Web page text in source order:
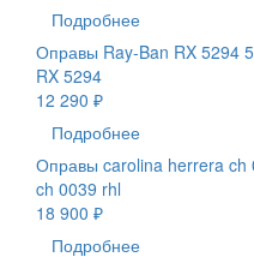
Подробнее
Оправы Ray-Ban RX 5294
RX 5294
12 290 ₽
Подробнее
Оправы carolina herrera ch
ch 0039 rhl
18 900 ₽
Подробнее